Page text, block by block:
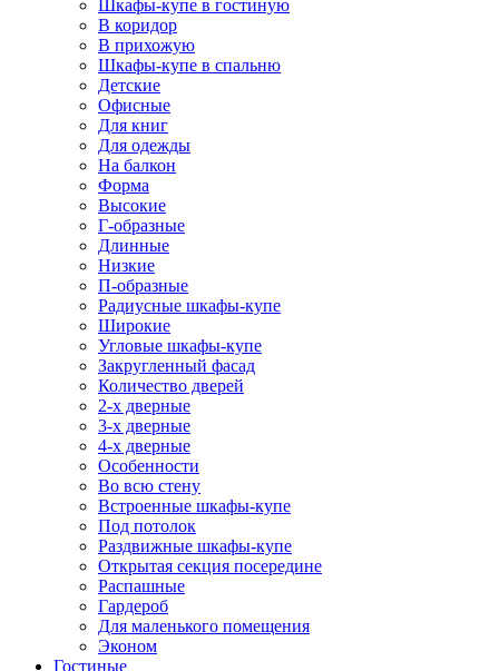
Шкафы-купе в гостиную
В коридор
В прихожую
Шкафы-купе в спальню
Детские
Офисные
Для книг
Для одежды
На балкон
Форма
Высокие
Г-образные
Длинные
Низкие
П-образные
Радиусные шкафы-купе
Широкие
Угловые шкафы-купе
Закругленный фасад
Количество дверей
2-х дверные
3-х дверные
4-х дверные
Особенности
Во всю стену
Встроенные шкафы-купе
Под потолок
Раздвижные шкафы-купе
Открытая секция посередине
Распашные
Гардероб
Для маленького помещения
Эконом
Гостиные